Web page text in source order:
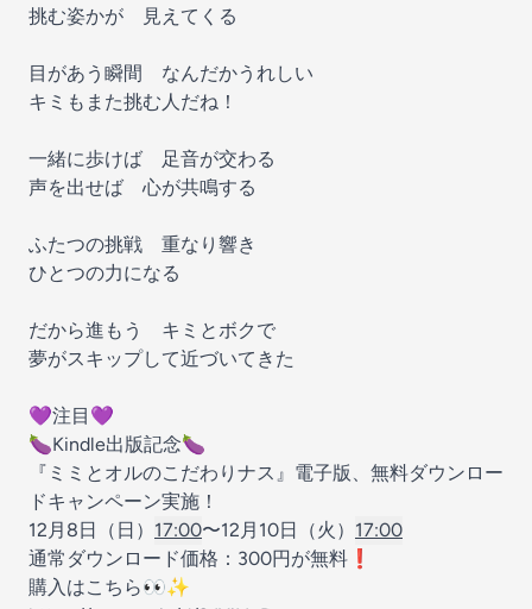
挑む姿かが 見えてくる
目があう瞬間 なんだかうれしい
キミもまた挑む人だね！
一緒に歩けば 足音が交わる
声を出せば 心が共鳴する
ふたつの挑戦 重なり響き
ひとつの力になる
だから進もう キミとボクで
夢がスキップして近づいてきた
💜注目💜
🍆Kindle出版記念🍆
『ミミとオルのこだわりナス』電子版、無料ダウンロー
ドキャンペーン実施！
12月8日（日） 17:00〜12月10日（火） 17:00
通常ダウンロード価格：300円が無料❗️
購入はこちら👀✨